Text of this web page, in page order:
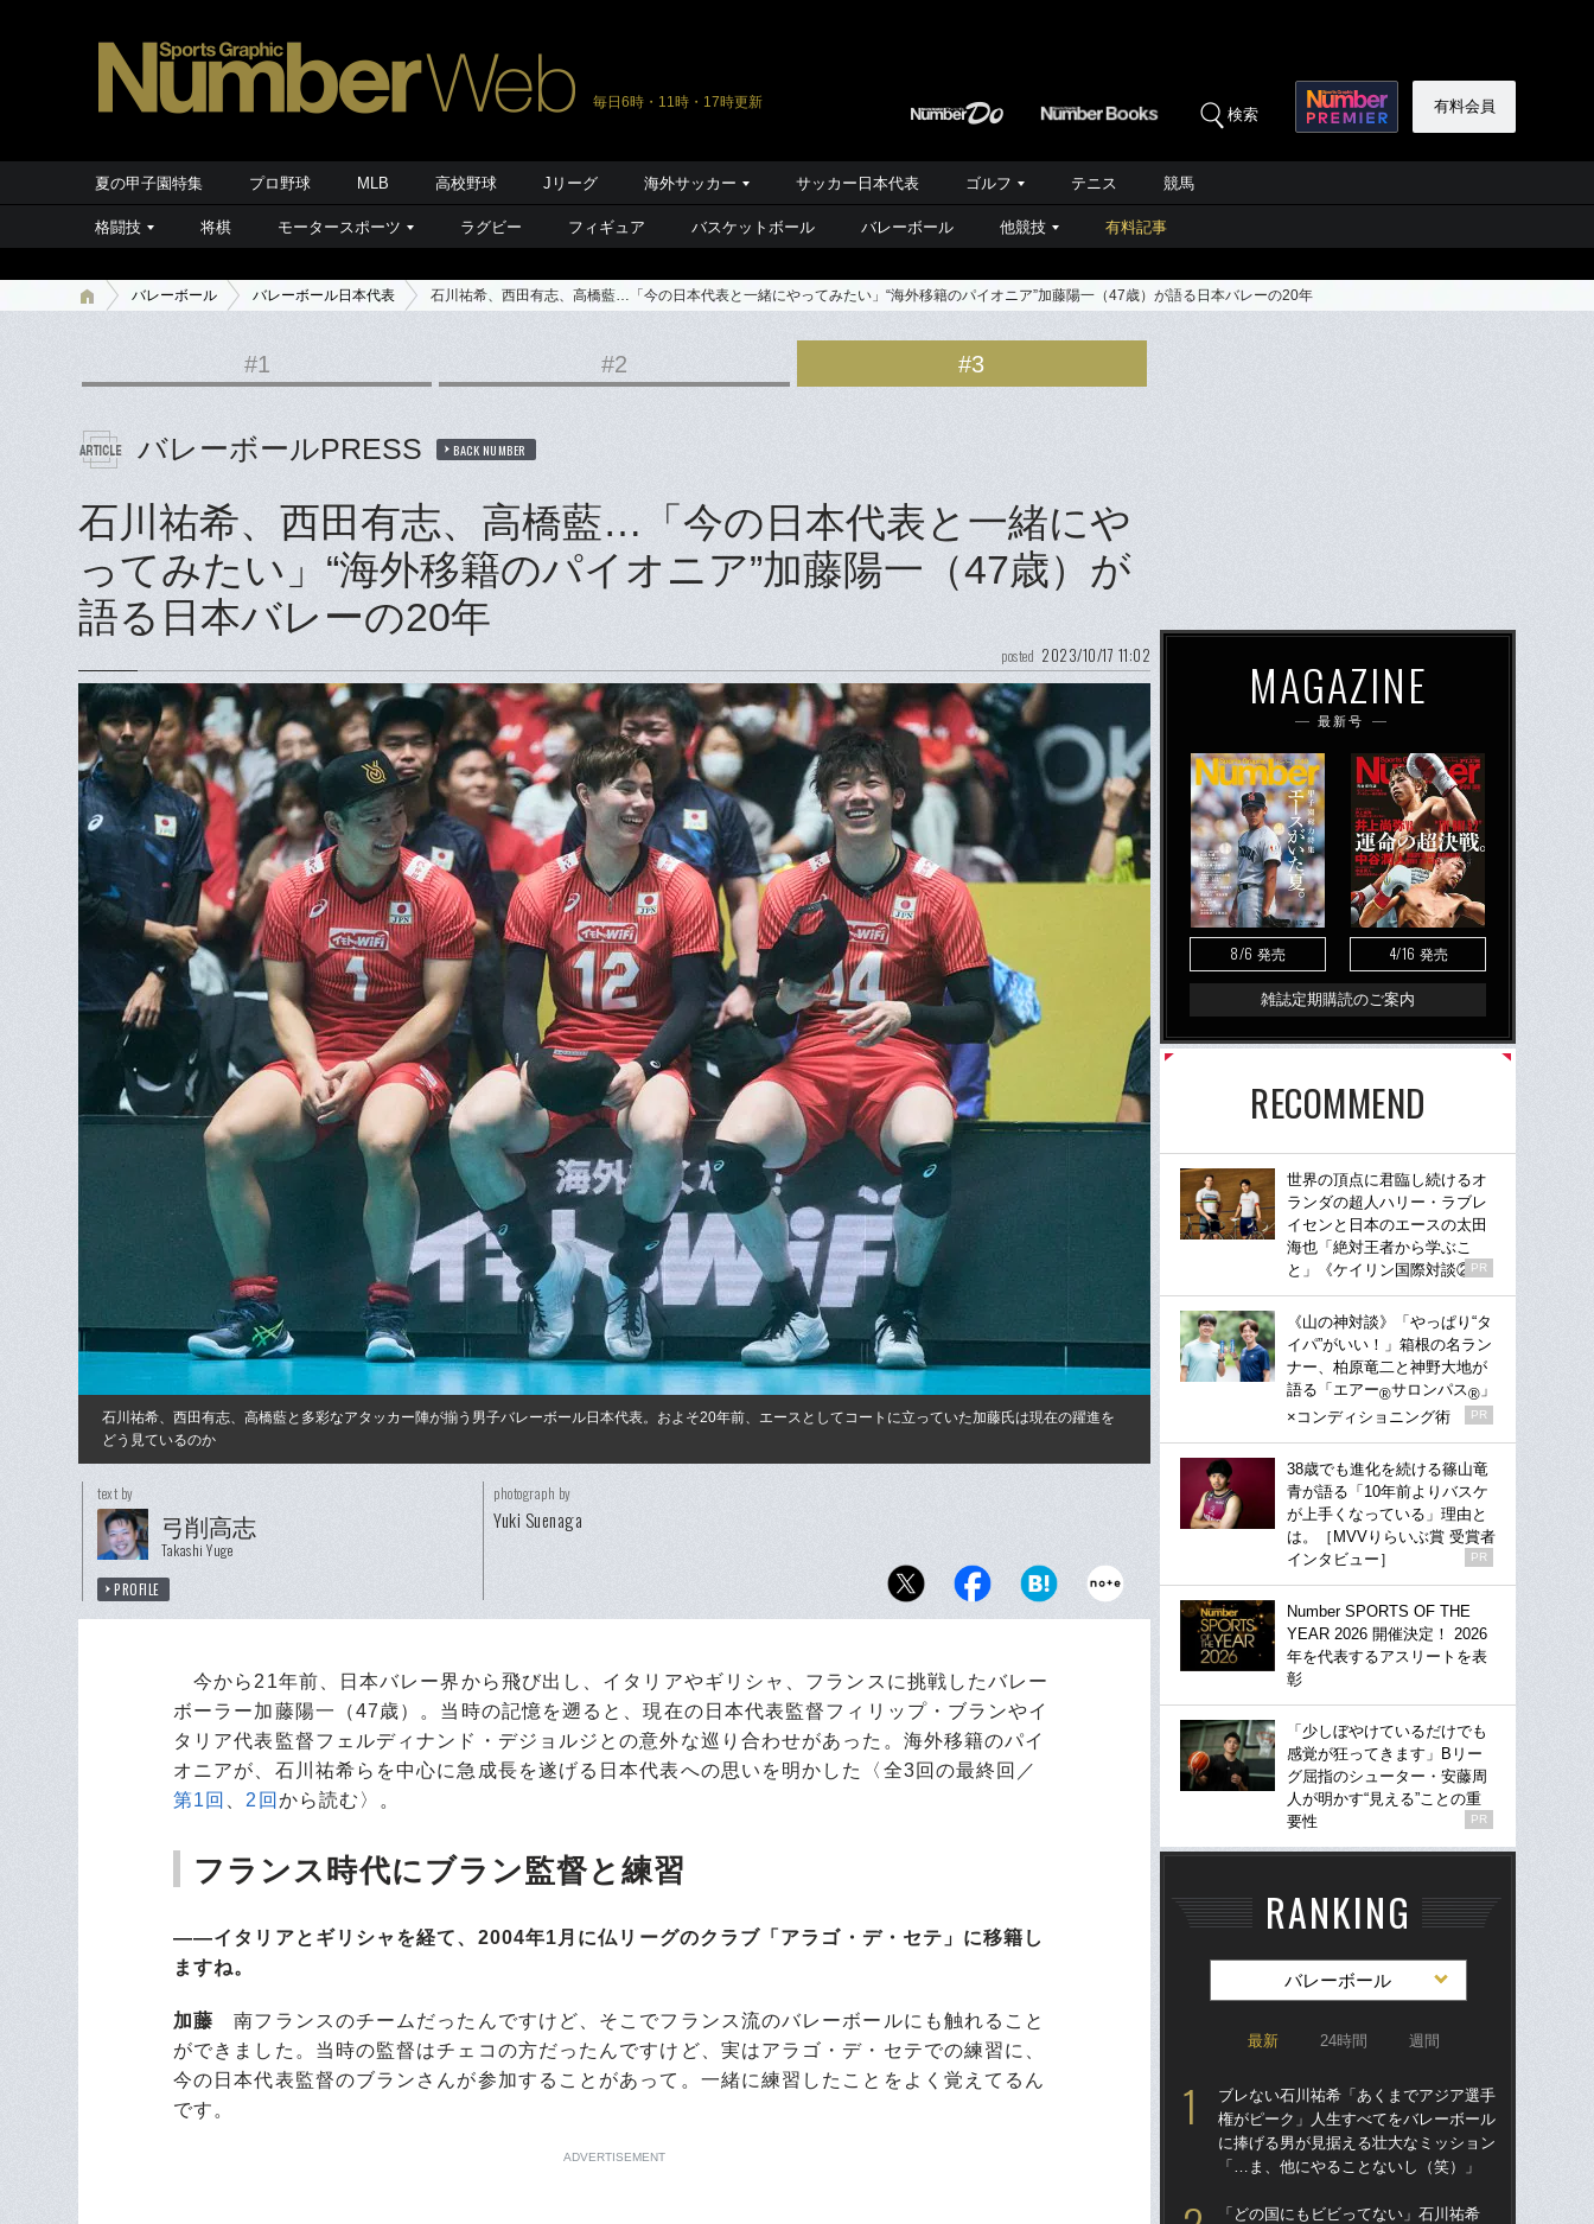
毎日6時・11時・17時更新
検索 有料会員
夏の甲子園特集 プロ野球 MLB 高校野球 Jリーグ 海外サッカー サッカー日本代表 ゴルフ テニス 競馬
格闘技 将棋 モータースポーツ ラグビー フィギュア バスケットボール バレーボール 他競技 有料記事
バレーボール バレーボール日本代表 石川祐希、西田有志、高橋藍…「今の日本代表と一緒にやってみたい」“海外移籍のパイオニア”加藤陽一（47歳）が語る日本バレーの20年
#1 #2 #3
バレーボールPRESS BACK NUMBER
石川祐希、西田有志、高橋藍…「今の日本代表と一緒にや
ってみたい」“海外移籍のパイオニア”加藤陽一（47歳）が
語る日本バレーの20年
posted 2023/10/17 11:02
石川祐希、西田有志、高橋藍と多彩なアタッカー陣が揃う男子バレーボール日本代表。およそ20年前、エースとしてコートに立っていた加藤氏は現在の躍進を
どう見ているのか
text by
弓削高志
Takashi Yuge
PROFILE
photograph by
Yuki Suenaga
今から21年前、日本バレー界から飛び出し、イタリアやギリシャ、フランスに挑戦したバレー
ボーラー加藤陽一（47歳）。当時の記憶を遡ると、現在の日本代表監督フィリップ・ブランやイ
タリア代表監督フェルディナンド・デジョルジとの意外な巡り合わせがあった。海外移籍のパイ
オニアが、石川祐希らを中心に急成長を遂げる日本代表への思いを明かした〈全3回の最終回／
第1回
2回 から読む〉。
フランス時代にブラン監督と練習
――イタリアとギリシャを経て、2004年1月に仏リーグのクラブ「アラゴ・デ・セテ」に移籍し
ますね。
加藤 南フランスのチームだったんですけど、そこでフランス流のバレーボールにも触れること
ができました。当時の監督はチェコの方だったんですけど、実はアラゴ・デ・セテでの練習に、
今の日本代表監督のブランさんが参加することがあって。一緒に練習したことをよく覚えてるん
です。
ADVERTISEMENT
MAGAZINE
最新号
8/6 発売 4/16 発売
雑誌定期購読のご案内
RECOMMEND
世界の頂点に君臨し続けるオ
ランダの超人ハリー・ラブレ
イセンと日本のエースの太田
海也「絶対王者から学ぶこ
と」《ケイリン国際対談②》
PR
《山の神対談》「やっぱり“タ
イパ”がいい！」箱根の名ラン
ナー、柏原竜二と神野大地が
語る「エアー®サロンパス® 」
×コンディショニング術
PR
38歳でも進化を続ける篠山竜
青が語る「10年前よりバスケ
が上手くなっている」理由と
は。［MVVりらいぶ賞 受賞者
インタビュー］
PR
Number SPORTS OF THE
YEAR 2026 開催決定！ 2026
年を代表するアスリートを表
彰
「少しぼやけているだけでも
感覚が狂ってきます」Bリー
グ屈指のシューター・安藤周
人が明かす“見える”ことの重
要性
PR
RANKING
バレーボール
最新 24時間 週間
ブレない石川祐希「あくまでアジア選手
権がピーク」人生すべてをバレーボール
に捧げる男が見据える壮大なミッション
「…ま、他にやることないし（笑）」
「どの国にもビビってない」石川祐希